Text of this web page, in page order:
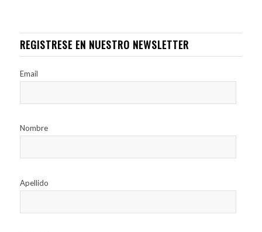
REGISTRESE EN NUESTRO NEWSLETTER
Email
Nombre
Apellido